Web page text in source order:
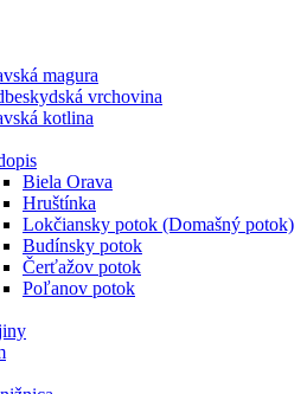
magura
vrchovina
kotlina
Biela Orava
Hruštínka
Lokčiansky potok (Domašný potok)
Budínsky potok
Čerťažov potok
Poľanov potok